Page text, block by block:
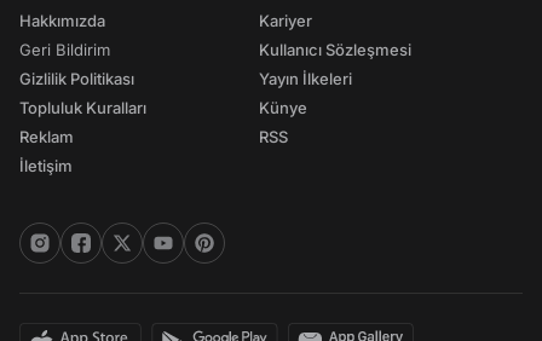
Hakkımızda
Geri Bildirim
Gizlilik Politikası
Topluluk Kuralları
Reklam
İletişim
Kariyer
Kullanıcı Sözleşmesi
Yayın İlkeleri
Künye
RSS